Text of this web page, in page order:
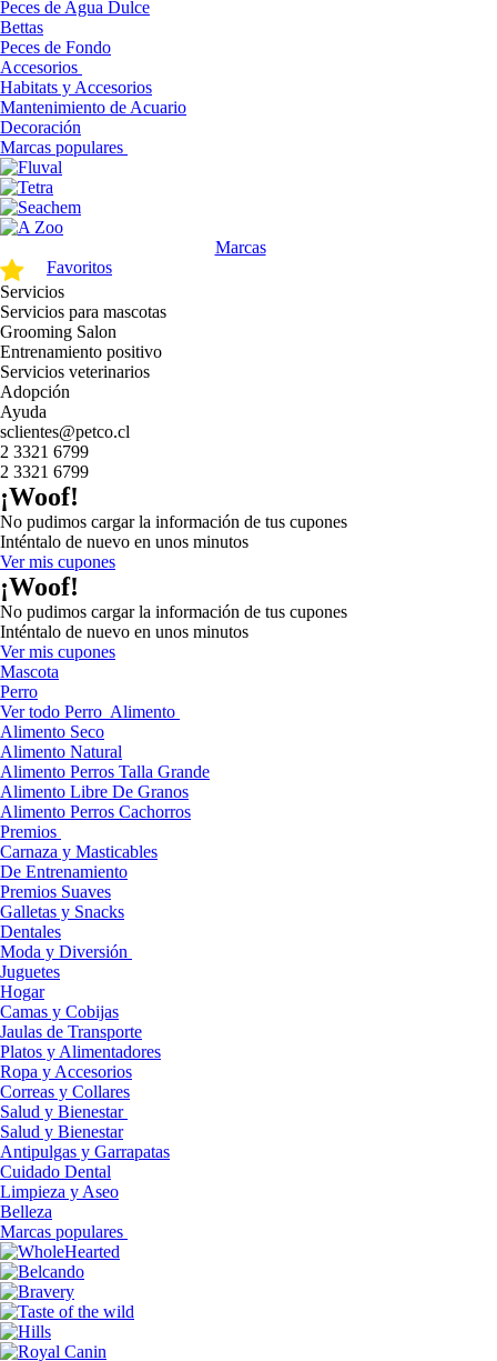
Peces de Agua Dulce
Bettas
Peces de Fondo
Accesorios
Habitats y Accesorios
Mantenimiento de Acuario
Decoración
Marcas populares
Marcas
Favoritos
Servicios
Servicios para mascotas
Grooming Salon
Entrenamiento positivo
Servicios veterinarios
Adopción
Ayuda
sclientes@petco.cl
2 3321 6799
2 3321 6799
¡Woof!
No pudimos cargar la información de tus cupones
Inténtalo de nuevo en unos minutos
Ver mis cupones
¡Woof!
No pudimos cargar la información de tus cupones
Inténtalo de nuevo en unos minutos
Ver mis cupones
Mascota
Perro
Ver todo Perro Alimento
Alimento Seco
Alimento Natural
Alimento Perros Talla Grande
Alimento Libre De Granos
Alimento Perros Cachorros
Premios
Carnaza y Masticables
De Entrenamiento
Premios Suaves
Galletas y Snacks
Dentales
Moda y Diversión
Juguetes
Hogar
Camas y Cobijas
Jaulas de Transporte
Platos y Alimentadores
Ropa y Accesorios
Correas y Collares
Salud y Bienestar
Salud y Bienestar
Antipulgas y Garrapatas
Cuidado Dental
Limpieza y Aseo
Belleza
Marcas populares